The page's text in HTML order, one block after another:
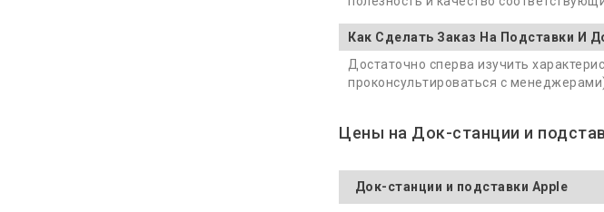
Как Сделать Заказ На Подставки И
Достаточно сперва изучить
проконсультироваться с
Цены на Док-станции и
Док-станции и подставки Apple